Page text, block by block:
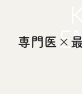
専門医×